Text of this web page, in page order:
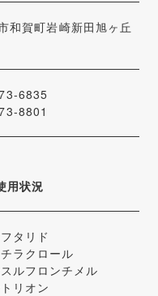
和賀町岩崎新田旭ヶ丘
6835
8801
用状況
タリド
ラクロール
ルフロンチメル
リオン